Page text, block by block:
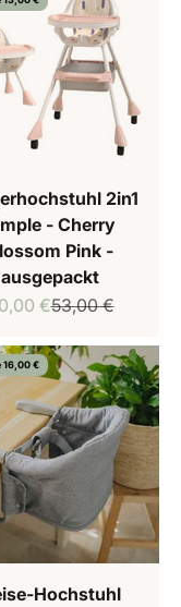
2in1
- Cherry
Pink -
ausgepackt
€Regulärer Preis
53,00 €
16,00 €
Hochstuhl